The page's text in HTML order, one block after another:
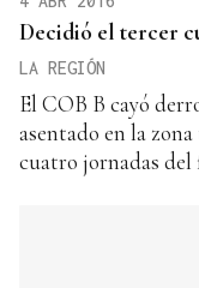
Decidió el tercer
LA REGIÓN
El COB B cayó
asentado en la
cuatro jornadas del